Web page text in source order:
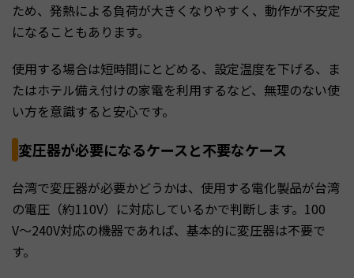
ため、発熱による負荷が大きくなりやすく、動作が不安定
になることもあります。
使用する場合は短時間にとどめる、設定温度を下げる、ま
たはホテル備え付けの家電を利用するなど、無理のない使
い方を意識すると安心です。
変圧器が必要になるケースと不要なケース
台湾で変圧器が必要かどうかは、使用する電化製品が台湾
の電圧（約110V）に対応しているかで判断します。100
V〜240V対応の機器であれば、基本的に変圧器は不要で
す。